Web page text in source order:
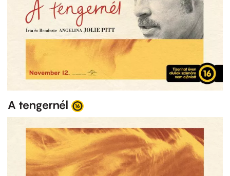
A tengernél